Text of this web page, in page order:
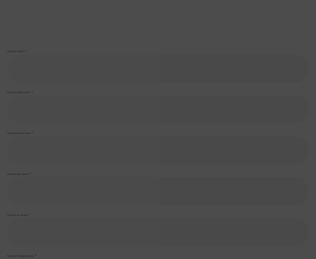
Votre nom
Votre prénom
Votre fonction
Votre société
Votre e-mail
Votre téléphone